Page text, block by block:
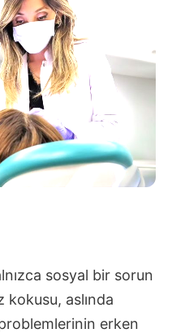
sosyal bir sorun
kokusu, aslında
erken